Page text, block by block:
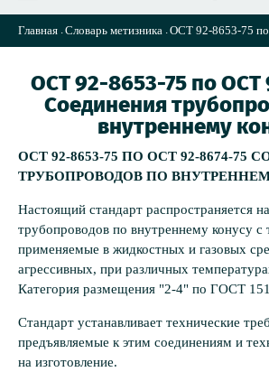
Главная Словарь метизника ОСТ 92-8653-75 по
ОСТ 92-8653-75 по ОСТ
Соединения
внутреннему
ОСТ 92-8653-75 ПО ОСТ 92-8674-75
ТРУБОПРОВОДОВ ПО
Настоящий стандарт распространяется
трубопроводов по внутреннему конусу
применяемые в жидкостных и газовых
агрессивных, при различных
Категория размещения "2-4" по ГОСТ
Стандарт устанавливает технические
предъявляемые к этим соединениям и
на изготовление.